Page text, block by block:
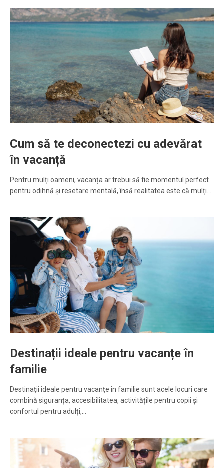
Cum să te deconectezi cu adevărat
în vacanță
Pentru mulți oameni, vacanța ar trebui să fie momentul perfect
pentru odihnă și resetare mentală, însă realitatea este că mulți…
Destinații ideale pentru vacanțe în
familie
Destinații ideale pentru vacanțe în familie sunt acele locuri care
combină siguranța, accesibilitatea, activitățile pentru copii și
confortul pentru adulți,…